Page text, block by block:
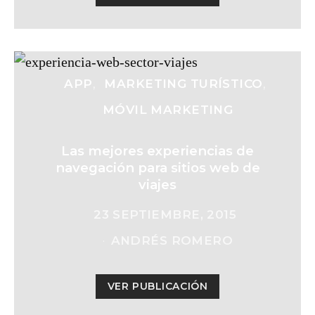
APP
MARKETING TURÍSTICO
MÓVIL MARKETING
Las mejores experiencias de
navegación para sitios web de
viajes
VER PUBLICACIÓN